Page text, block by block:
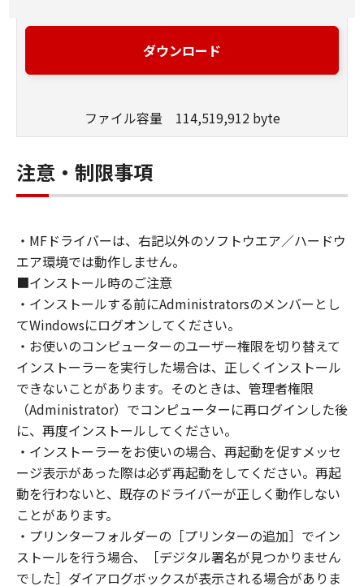
ンピューター（以下「指定機器」と言いま
す。）において、「本ソフトウェア」を使用
ること、アクセスすること、もしくは実行する
の非独占的権利をお客様に対して許諾します。
お客様は、また「指定機器」にネットワークを
通じて接続されたコンピューター上で、かかる
ェア」を使用させることができますが、かかる
コンピューターの使用者に本契約書上の義務お
よび条件を遵守させるとともに、その履行に関
し全責任を負うことを条件とします。
(2) お客様は、上記(1)に基づいて「本ソフトウ
ェア」を使用するためのバックアップとして、
「本ソフトウェア」を１部、複製することがで
きます。
(3) 上記(1)および(2)に定める場合を除き、キヤ
ノンまたはキヤノンのライセンサーのいかなる
知的財産権も、明示たると黙示たるとを問わ
ず、本契約書によってお客様に譲渡あるいは許
諾されるものではありません。
２．制限
(1) お客様は、再使用許諾、譲渡、販売、頒
布、リースもしくは貸与その他の方法により、
第三者に「本ソフトウェア」を使用させること
はできません。
ダウンロード
ファイル容量 114,519,912 byte
注意・制限事項
・MFドライバーは、右記以外のソフトウエア／ハードウ
エア環境では動作しません。
■インストール時のご注意
・インストールする前にAdministratorsのメンバーとし
てWindowsにログオンしてください。
・お使いのコンピューターのユーザー権限を切り替えて
インストーラーを実行した場合は、正しくインストール
できないことがあります。そのときは、管理者権限
（Administrator）でコンピューターに再ログインした後
に、再度インストールしてください。
・インストーラーをお使いの場合、再起動を促すメッセ
ージ表示があった際は必ず再起動をしてください。再起
動を行わないと、既存のドライバーが正しく動作しない
ことがあります。
・プリンターフォルダーの［プリンターの追加］でイン
ストールを行う場合、［デジタル署名が見つかりません
でした］ダイアログボックスが表示される場合がありま